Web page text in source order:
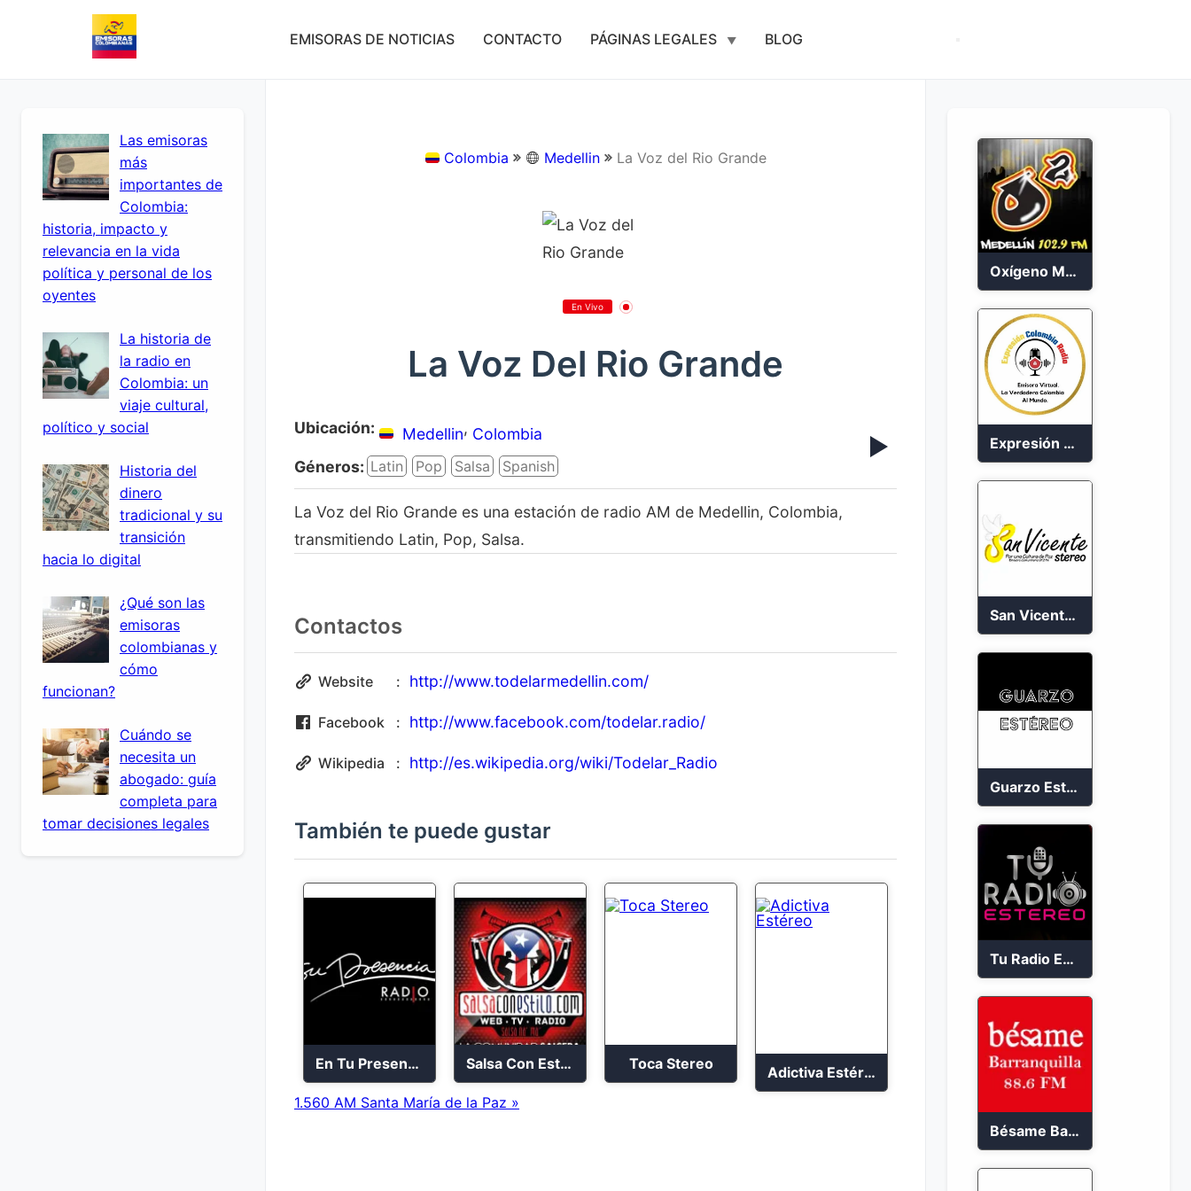
EMISORAS DE NOTICIAS CONTACTO PÁGINAS LEGALES BLOG
Las emisoras
más
importantes de
Colombia:
historia, impacto y
relevancia en la vida
política y personal de los
oyentes
La historia de
la radio en
Colombia: un
viaje cultural,
político y social
Historia del
dinero
tradicional y su
transición
hacia lo digital
¿Qué son las
emisoras
colombianas y
cómo
funcionan?
Cuándo se
necesita un
abogado: guía
completa para
tomar decisiones legales
Colombia Medellin La Voz del Rio Grande
En Vivo
La Voz Del Rio Grande
Ubicación: Medellin, Colombia
Géneros: Latin Pop Salsa Spanish
La Voz del Rio Grande es una estación de radio AM de Medellin, Colombia,
transmitiendo Latin, Pop, Salsa.
Contactos
Website http://www.todelarmedellin.com/
Facebook http://www.facebook.com/todelar.radio/
Wikipedia http://es.wikipedia.org/wiki/Todelar_Radio
También te puede gustar
En Tu Presencia Stereo Salsa Con Estilo 24/7 Toca Stereo
Adictiva Estéreo
1.560 AM Santa María de la Paz »
Oxígeno Medellín 90.9 FM en vivo
Expresión Colombia Radio en vivo 24/7
San Vicente de Chucuri 91.2 FM
Guarzo Estéreo 24/7
Tu Radio Estéreo 24/7
Bésame Barranquilla en vivo 88.6 FM